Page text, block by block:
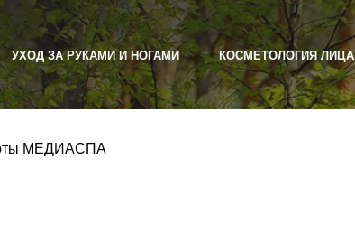
УХОД ЗА РУКАМИ И НОГАМИ КОСМЕТОЛОГИЯ ЛИЦА